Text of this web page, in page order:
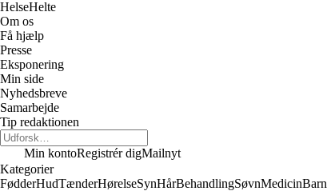
HelseHelte
Om os
Få hjælp
Presse
Eksponering
Min side
Nyhedsbreve
Samarbejde
Tip redaktionen
Min kontoRegistrér digMailnyt
Kategorier
FødderHudTænderHørelseSynHårBehandlingSøvnMedicinBarn